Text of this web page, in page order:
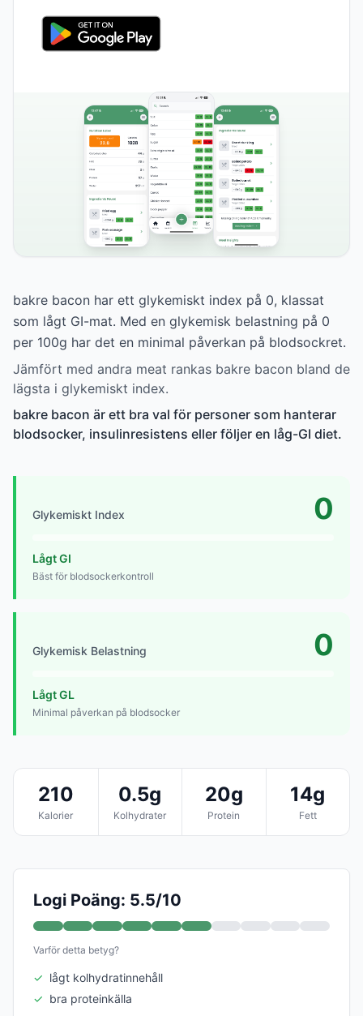
bakre bacon har ett glykemiskt index på 0, klassat
som lågt GI-mat. Med en glykemisk belastning på 0
per 100g har det en minimal påverkan på blodsockret.
Jämfört med andra meat rankas bakre bacon bland de
lägsta i glykemiskt index.
bakre bacon är ett bra val för personer som hanterar
blodsocker, insulinresistens eller följer en låg-GI diet.
Glykemiskt Index 0
Lågt GI
Bäst för blodsockerkontroll
Glykemisk Belastning 0
Lågt GL
Minimal påverkan på blodsocker
210
Kalorier
0.5g
Kolhydrater
20g
Protein
14g
Fett
Logi Poäng: 5.5/10
Varför detta betyg?
✓ lågt kolhydratinnehåll
✓ bra proteinkälla